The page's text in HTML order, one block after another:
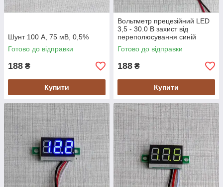
Шунт 100 А, 75 мВ, 0,5%
Готово до відправки
188 ₴
Купити
Вольтметр прецезійний LED
3,5 - 30.0 В захист від
переполюсування синій
48*29*22мм XH-B101
Готово до відправки
188 ₴
Купити